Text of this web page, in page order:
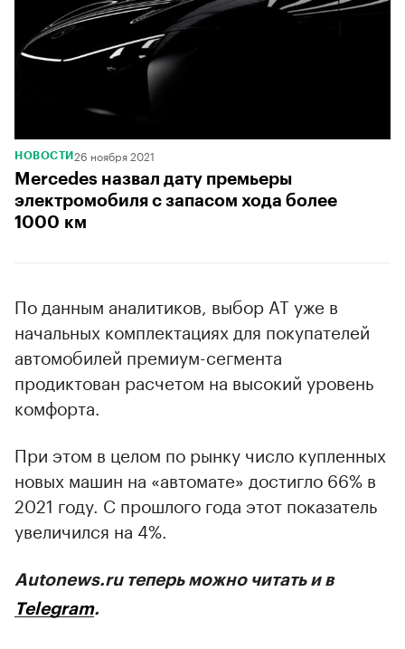
НОВОСТИ 26 ноября 2021
Mercedes назвал дату премьеры
электромобиля с запасом хода более
1000 км
По данным аналитиков, выбор АТ уже в
начальных комплектациях для покупателей
автомобилей премиум-сегмента
продиктован расчетом на высокий уровень
комфорта.
При этом в целом по рынку число купленных
новых машин на «автомате» достигло 66% в
2021 году. С прошлого года этот показатель
увеличился на 4%.
Autonews.ru теперь можно читать и в
Telegram.